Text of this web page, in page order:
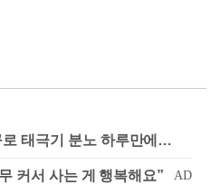
태극기 분노 하루만에…